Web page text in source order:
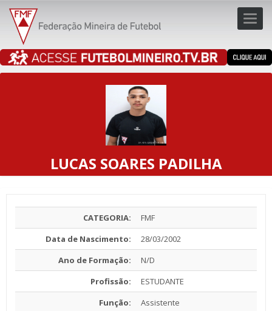
LUCAS SOARES PADILHA
CATEGORIA:
FMF
Data de Nascimento:
28/03/2002
Ano de Formação:
N/D
Profissão:
ESTUDANTE
Função:
Assistente